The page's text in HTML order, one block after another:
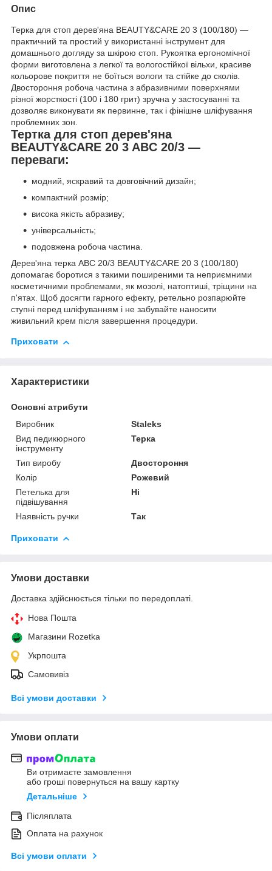
Опис
Терка для стоп дерев'яна BEAUTY&CARE 20 3 (100/180) —
практичний та простий у використанні інструмент для
домашнього догляду за шкірою стоп. Рукоятка ергономічної
форми виготовлена ​​з легкої та вологостійкої вільхи, красиве
кольорове покриття не боїться вологи та стійке до сколів.
Двостороння робоча частина з абразивними поверхнями
різної жорсткості (100 і 180 грит) зручна у застосуванні та
дозволяє виконувати як первинне, так і фінішне шліфування
проблемних зон.
Тертка для стоп дерев'яна
BEAUTY&CARE 20 3 ABC 20/3 —
переваги:
модний, яскравий та довговічний дизайн;
компактний розмір;
висока якість абразиву;
універсальність;
подовжена робоча частина.
Дерев'яна терка ABC 20/3 BEAUTY&CARE 20 3 (100/180)
допомагає боротися з такими поширеними та неприємними
косметичними проблемами, як мозолі, натоптиші, тріщини на
п'ятах. Щоб досягти гарного ефекту, ретельно розпарюйте
ступні перед шліфуванням і не забувайте наносити
живильний крем після завершення процедури.
Приховати
Характеристики
Основні атрибути
Виробник
Staleks
Вид педикюрного
інструменту
Терка
Тип виробу
Двостороння
Колір
Рожевий
Петелька для
підвішування
Ні
Наявність ручки Так
Приховати
Умови доставки
Доставка здійснюється тільки по передоплаті.
Нова Пошта
Магазини Rozetka
Укрпошта
Самовивіз
Всі умови доставки
Умови оплати
Ви отримаєте замовлення
або гроші повернуться на вашу картку
Детальніше
Післяплата
Оплата на рахунок
Всі умови оплати